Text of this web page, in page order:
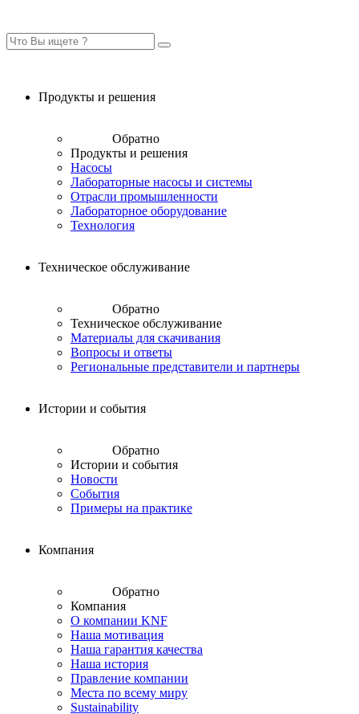
Продукты и решения
Обратно
Продукты и решения
Насосы
Лабораторные насосы и системы
Отрасли промышленности
Лабораторное оборудование
Технология
Техническое обслуживание
Обратно
Техническое обслуживание
Материалы для скачивания
Вопросы и ответы
Региональные представители и партнеры
Истории и события
Обратно
Истории и события
Новости
События
Примеры на практике
Компания
Обратно
Компания
О компании KNF
Наша мотивация
Наша гарантия качества
Наша история
Правление компании
Места по всему миру
Sustainability